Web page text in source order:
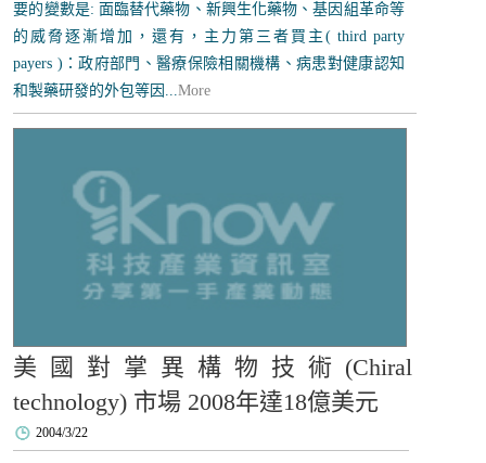
要的變數是: 面臨替代藥物、新興生化藥物、基因組革命等
的威脅逐漸增加，還有，主力第三者買主( third party
payers )：政府部門、醫療保險相關機構、病患對健康認知
和製藥研發的外包等因...More
美國對掌異構物技術(Chiral
technology) 市場 2008年達18億美元
2004/3/22